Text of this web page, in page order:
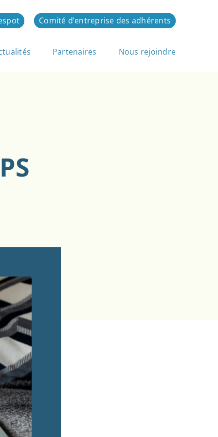
Comité d’entreprise des adhérents
Partenaires Nous rejoindre